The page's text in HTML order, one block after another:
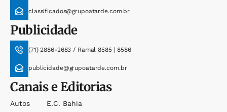
classificados@grupoatarde.com.br
Publicidade
(71) 2886-2683 / Ramal 8585 | 8586
publicidade@grupoatarde.com.br
Canais e Editorias
Autos
E.c. Bahia